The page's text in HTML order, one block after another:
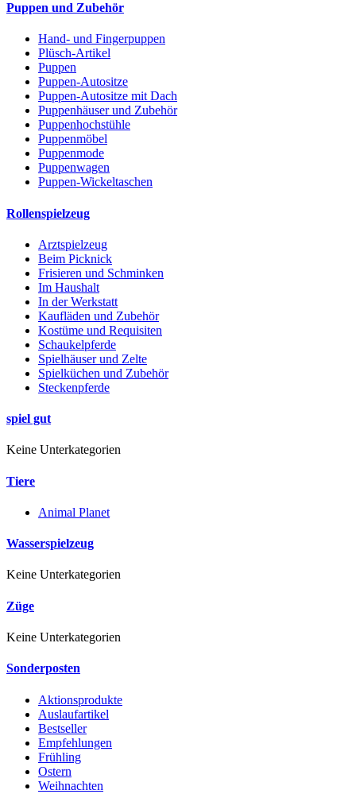
Puppen und Zubehör
Hand- und Fingerpuppen
Plüsch-Artikel
Puppen
Puppen-Autositze
Puppen-Autositze mit Dach
Puppenhäuser und Zubehör
Puppenhochstühle
Puppenmöbel
Puppenmode
Puppenwagen
Puppen-Wickeltaschen
Rollenspielzeug
Arztspielzeug
Beim Picknick
Frisieren und Schminken
Im Haushalt
In der Werkstatt
Kaufläden und Zubehör
Kostüme und Requisiten
Schaukelpferde
Spielhäuser und Zelte
Spielküchen und Zubehör
Steckenpferde
spiel gut
Keine Unterkategorien
Tiere
Animal Planet
Wasserspielzeug
Keine Unterkategorien
Züge
Keine Unterkategorien
Sonderposten
Aktionsprodukte
Auslaufartikel
Bestseller
Empfehlungen
Frühling
Ostern
Weihnachten